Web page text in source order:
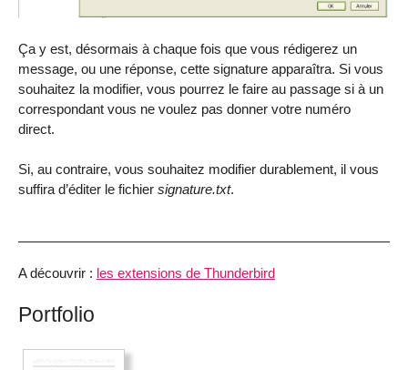
Ça y est, désormais à chaque fois que vous rédigerez un
message, ou une réponse, cette signature apparaîtra. Si vous
souhaitez la modifier, vous pourrez le faire au passage si à un
correspondant vous ne voulez pas donner votre numéro
direct.
Si, au contraire, vous souhaitez modifier durablement, il vous
suffira d’éditer le fichier signature.txt.
A découvrir : les extensions de Thunderbird
Portfolio